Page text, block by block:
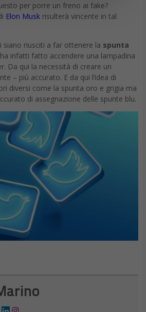
per porre un freno ai fake?
Elon Musk risulterà vincente in tal
siano riusciti a far ottenere la spunta
ha infatti fatto accendere una lampadina
Da qui la necessità di creare un
– più accurato. E da qui l’idea di
diversi come la spunta oro e grigia ma
di assegnazione delle spunte blu.